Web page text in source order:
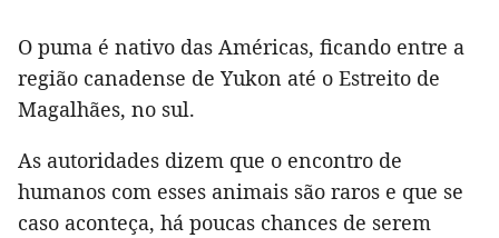
O puma é nativo das Américas, ficando entre a
região canadense de Yukon até o Estreito de
Magalhães, no sul.
As autoridades dizem que o encontro de
humanos com esses animais são raros e que se
caso aconteça, há poucas chances de serem